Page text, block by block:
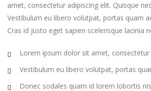
amet, consectetur adipiscing elit. Quisque
Vestibulum eu libero volutpat, portas quam
Cras id justo eget sapien scelerisque lacinia
Lorem ipsum dolor sit amet, consectetur
Vestibulum eu libero volutpat, portas
Donec sodales quam id lorem lobortis